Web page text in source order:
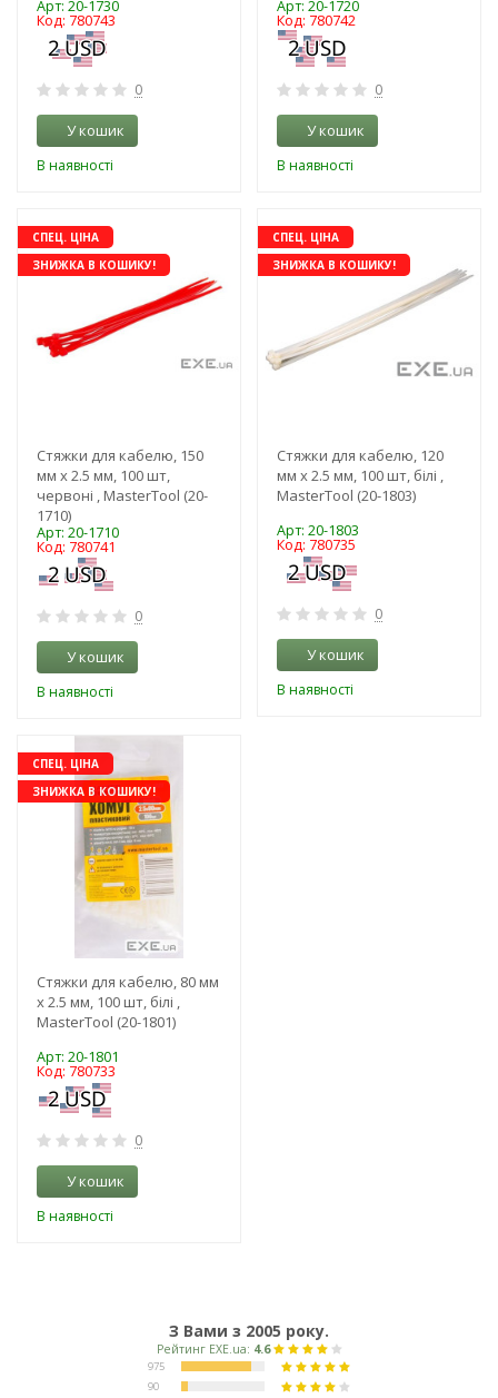
Арт: 20-1730
Код: 780743
0
У кошик
В наявності
Арт: 20-1720
Код: 780742
0
У кошик
В наявності
СПЕЦ. ЦІНА
ЗНИЖКА В КОШИКУ!
Стяжки для кабелю, 150
мм х 2.5 мм, 100 шт,
червоні , MasterTool (20-
1710)
Арт: 20-1710
Код: 780741
0
У кошик
В наявності
СПЕЦ. ЦІНА
ЗНИЖКА В КОШИКУ!
Стяжки для кабелю, 120
мм х 2.5 мм, 100 шт, білі ,
MasterTool (20-1803)
Арт: 20-1803
Код: 780735
0
У кошик
В наявності
СПЕЦ. ЦІНА
ЗНИЖКА В КОШИКУ!
Стяжки для кабелю, 80 мм
х 2.5 мм, 100 шт, білі ,
MasterTool (20-1801)
Арт: 20-1801
Код: 780733
0
У кошик
В наявності
З Вами з 2005 року.